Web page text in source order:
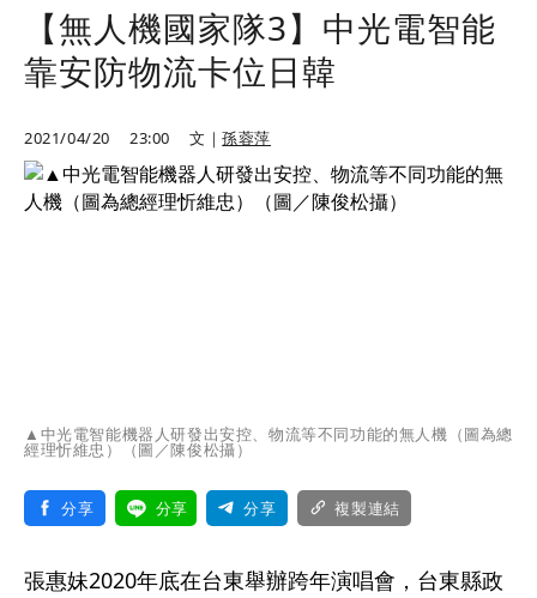
【無人機國家隊3】中光電智能
靠安防物流卡位日韓
2021/04/20 23:00 文｜孫蓉萍
▲中光電智能機器人研發出安控、物流等不同功能的無人機（圖為總
經理忻維忠）（圖／陳俊松攝）
分享 分享 分享 複製連結
張惠妹2020年底在台東舉辦跨年演唱會，台東縣政